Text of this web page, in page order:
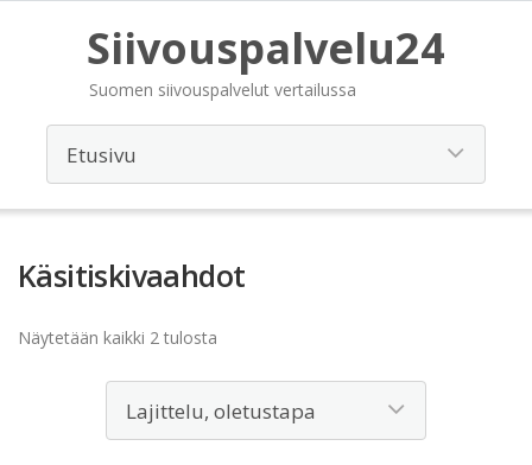
Siivouspalvelu24
Suomen siivouspalvelut vertailussa
Käsitiskivaahdot
Näytetään kaikki 2 tulosta